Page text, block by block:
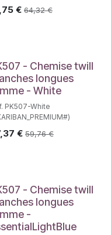
€ 64,32€
- Chemise twill
longues
- White
PK507-White
€ 59,76€
- Chemise twill
longues
-